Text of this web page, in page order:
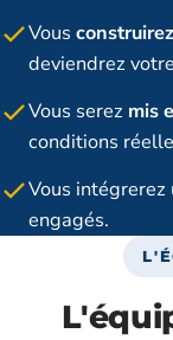
Vous construirez
deviendrez
Vous serez mis
conditions
Vous intégrerez
engagés.